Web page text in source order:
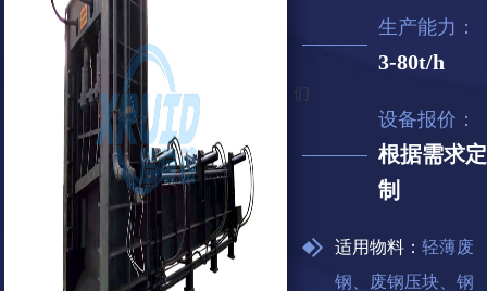
们
生产能力：
3-80t/h
设备报价：
根据需求定
制
适用物料： 轻薄废
钢、废钢压块、钢